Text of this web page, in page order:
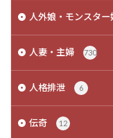
人外娘・モンスター
人妻・主婦 730
人格排泄 6
伝奇 12